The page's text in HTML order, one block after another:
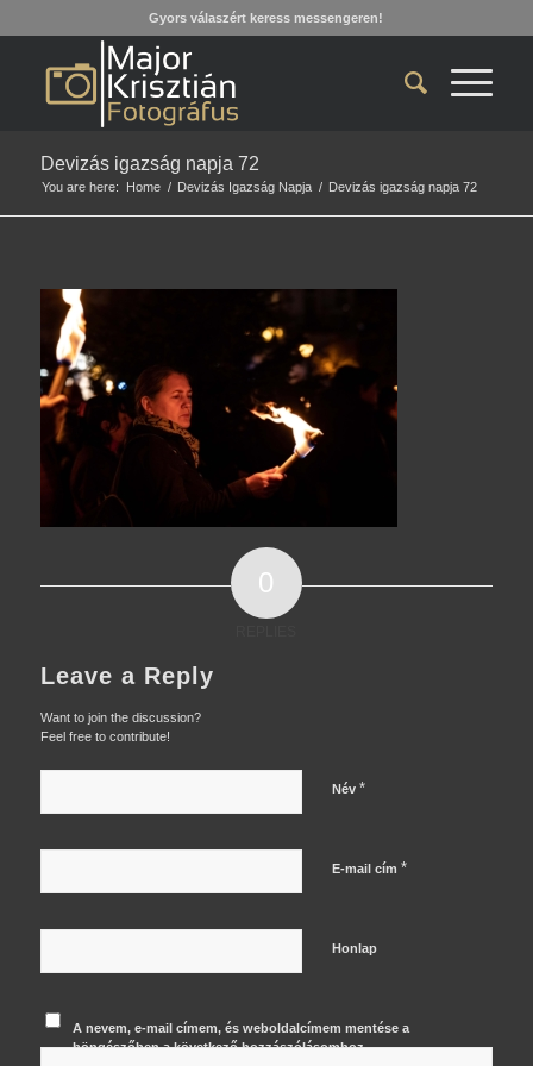
Gyors válaszért keress messengeren!
Devizás igazság napja 72
You are here: Home / Devizás Igazság Napja / Devizás igazság napja 72
0
Leave a Reply
Want to join the discussion?
Feel free to contribute!
Név *
E-mail cím *
Honlap
A nevem, e-mail címem, és weboldalcímem mentése a
böngészőben a következő hozzászólásomhoz.